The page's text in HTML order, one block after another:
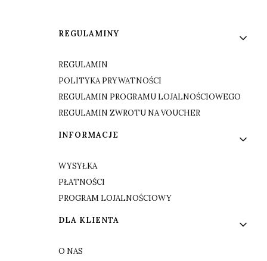
Linki w stopce
REGULAMINY
REGULAMIN
POLITYKA PRYWATNOŚCI
REGULAMIN PROGRAMU LOJALNOŚCIOWEGO
REGULAMIN ZWROTU NA VOUCHER
INFORMACJE
WYSYŁKA
PŁATNOŚCI
PROGRAM LOJALNOŚCIOWY
DLA KLIENTA
O NAS